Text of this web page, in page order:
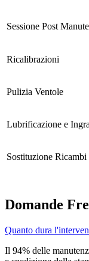
Sessione Post
Ricalibrazioni
Pulizia Ventole
Lubrificazione e
Sostituzione Ricambi
Domande
Quanto dura
Il 94% delle